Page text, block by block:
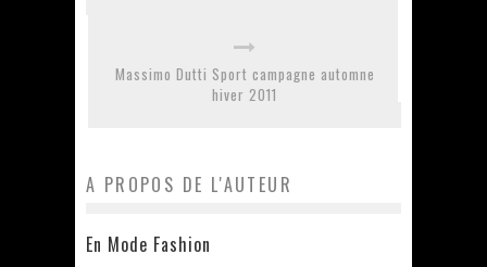
Massimo Dutti Sport campagne automne
hiver 2011
A PROPOS DE L'AUTEUR
En Mode Fashion